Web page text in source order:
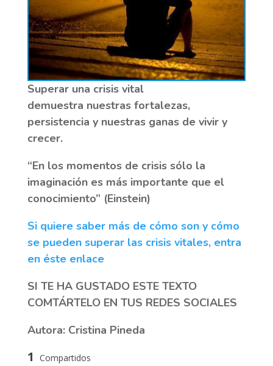
Superar una crisis vital
demuestra nuestras fortalezas,
persistencia y nuestras ganas de vivir y
crecer.
“En los momentos de crisis sólo la
imaginación es más importante que el
conocimiento” (Einstein)
Si quiere saber más de cómo son y cómo
se pueden superar las crisis vitales, entra
en éste enlace
SI TE HA GUSTADO ESTE TEXTO
COMTÁRTELO EN TUS REDES SOCIALES
Autora: Cristina Pineda
1
Compartidos